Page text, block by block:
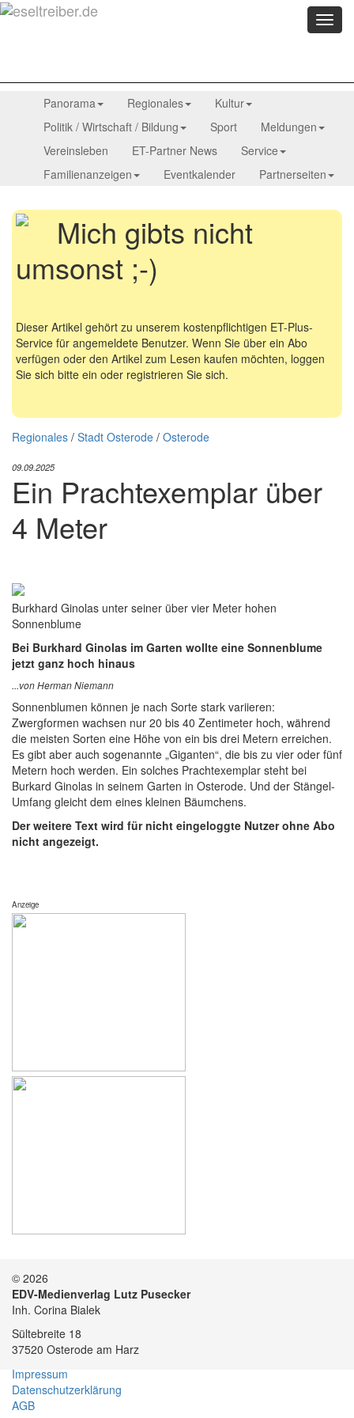
Menü
Panorama Regionales
Kultur
Politik / Wirtschaft / Bildung
Sport
Meldungen
Vereinsleben
ET-Partner News
Service
Familienanzeigen
Eventkalender Partnerseiten
Mich gibts nicht
umsonst ;-)
Dieser Artikel gehört zu unserem kostenpflichtigen ET-Plus-
Service für angemeldete Benutzer. Wenn Sie über ein Abo
verfügen oder den Artikel zum Lesen kaufen möchten, loggen
Sie sich bitte ein oder registrieren Sie sich.
Regionales / Stadt Osterode / Osterode
09.09.2025
Ein Prachtexemplar über
4 Meter
Burkhard Ginolas unter seiner über vier Meter hohen
Sonnenblume
Bei Burkhard Ginolas im Garten wollte eine Sonnenblume
jetzt ganz hoch hinaus
...von Herman Niemann
Sonnenblumen können je nach Sorte stark variieren:
Zwergformen wachsen nur 20 bis 40 Zentimeter hoch, während
die meisten Sorten eine Höhe von ein bis drei Metern erreichen.
Es gibt aber auch sogenannte „Giganten“, die bis zu vier oder fünf
Metern hoch werden. Ein solches Prachtexemplar steht bei
Burkard Ginolas in seinem Garten in Osterode. Und der Stängel-
Umfang gleicht dem eines kleinen Bäumchens.
Der weitere Text wird für nicht eingeloggte Nutzer ohne Abo
nicht angezeigt.
Anzeige
© 2026
EDV-Medienverlag Lutz Pusecker
Inh. Corina Bialek
Sültebreite 18
37520 Osterode am Harz
Impressum
Datenschutzerklärung
AGB